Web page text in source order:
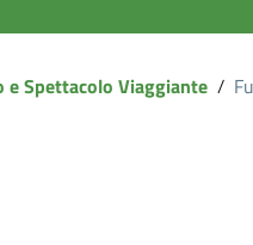
e Spettacolo Viaggiante /